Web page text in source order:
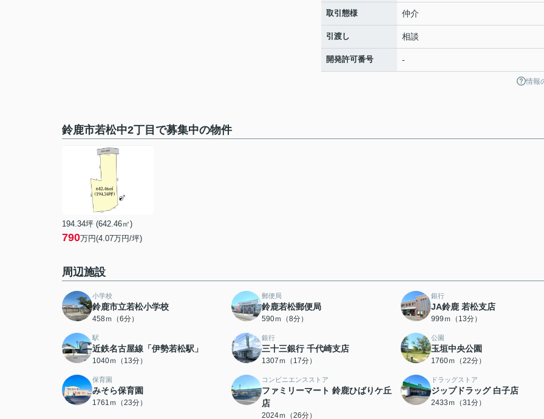
取引態様 仲介
引渡し 相談
開発許可番号 -
情報
鈴鹿市若松中2丁目で募集中の物件
194.34坪 (642.46㎡)
790万円(4.07万円/坪)
周辺施設
小学校
鈴鹿市立若松小学校
458ｍ（6分）
郵便局
鈴鹿若松郵便局
590ｍ（8分）
銀行
JA鈴鹿 若松支店
999ｍ（13分）
駅
近鉄名古屋線「伊勢若松駅」
1040ｍ（13分）
銀行
三十三銀行 千代崎支店
1307ｍ（17分）
公園
玉垣中央公園
1760ｍ（22分）
保育園
みそら保育園
1761ｍ（23分）
コンビニエンスストア
ファミリーマート 鈴鹿ひばりケ丘
店
2024ｍ（26分）
ドラッグストア
ジップドラッグ 白子店
2433ｍ（31分）